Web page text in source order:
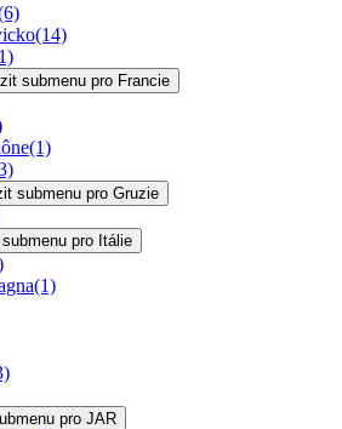
(14)
submenu pro Francie
(1)
submenu pro Gruzie
pro Itálie
(1)
pro JAR